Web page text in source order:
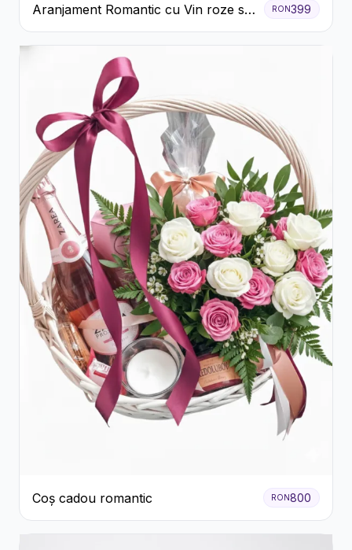
Aranjament Romantic cu Vin roze si
Flori pastel
RON399
Coș cadou romantic RON800